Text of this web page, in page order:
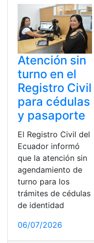
Atención sin
turno en el
Registro Civil
para cédulas
y pasaporte
El Registro Civil del
Ecuador informó
que la atención sin
agendamiento de
turno para los
trámites de cédulas
de identidad
06/07/2026